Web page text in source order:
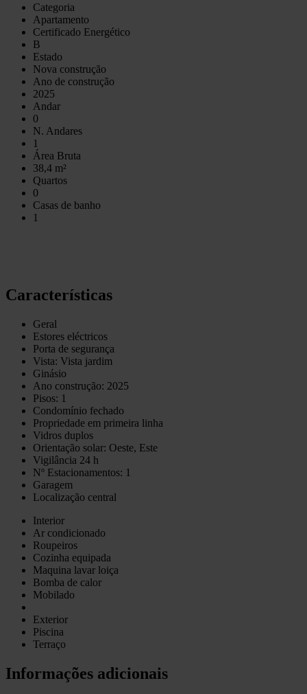
Categoria
Apartamento
Certificado Energético
B
Estado
Nova construção
Ano de construção
2025
Andar
0
N. Andares
1
Área Bruta
38,4 m²
Quartos
0
Casas de banho
1
Características
Geral
Estores eléctricos
Porta de segurança
Vista: Vista jardim
Ginásio
Ano construção: 2025
Pisos: 1
Condomínio fechado
Propriedade em primeira linha
Vidros duplos
Orientação solar: Oeste, Este
Vigilância 24 h
Nº Estacionamentos: 1
Garagem
Localização central
Interior
Ar condicionado
Roupeiros
Cozinha equipada
Maquina lavar loiça
Bomba de calor
Mobilado
Exterior
Piscina
Terraço
Informações adicionais